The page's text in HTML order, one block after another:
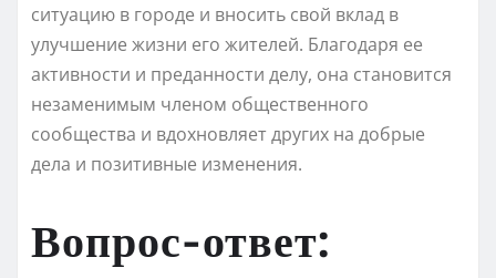
ситуацию в городе и вносить свой вклад в
улучшение жизни его жителей. Благодаря ее
активности и преданности делу, она становится
незаменимым членом общественного
сообщества и вдохновляет других на добрые
дела и позитивные изменения.
Вопрос-ответ: